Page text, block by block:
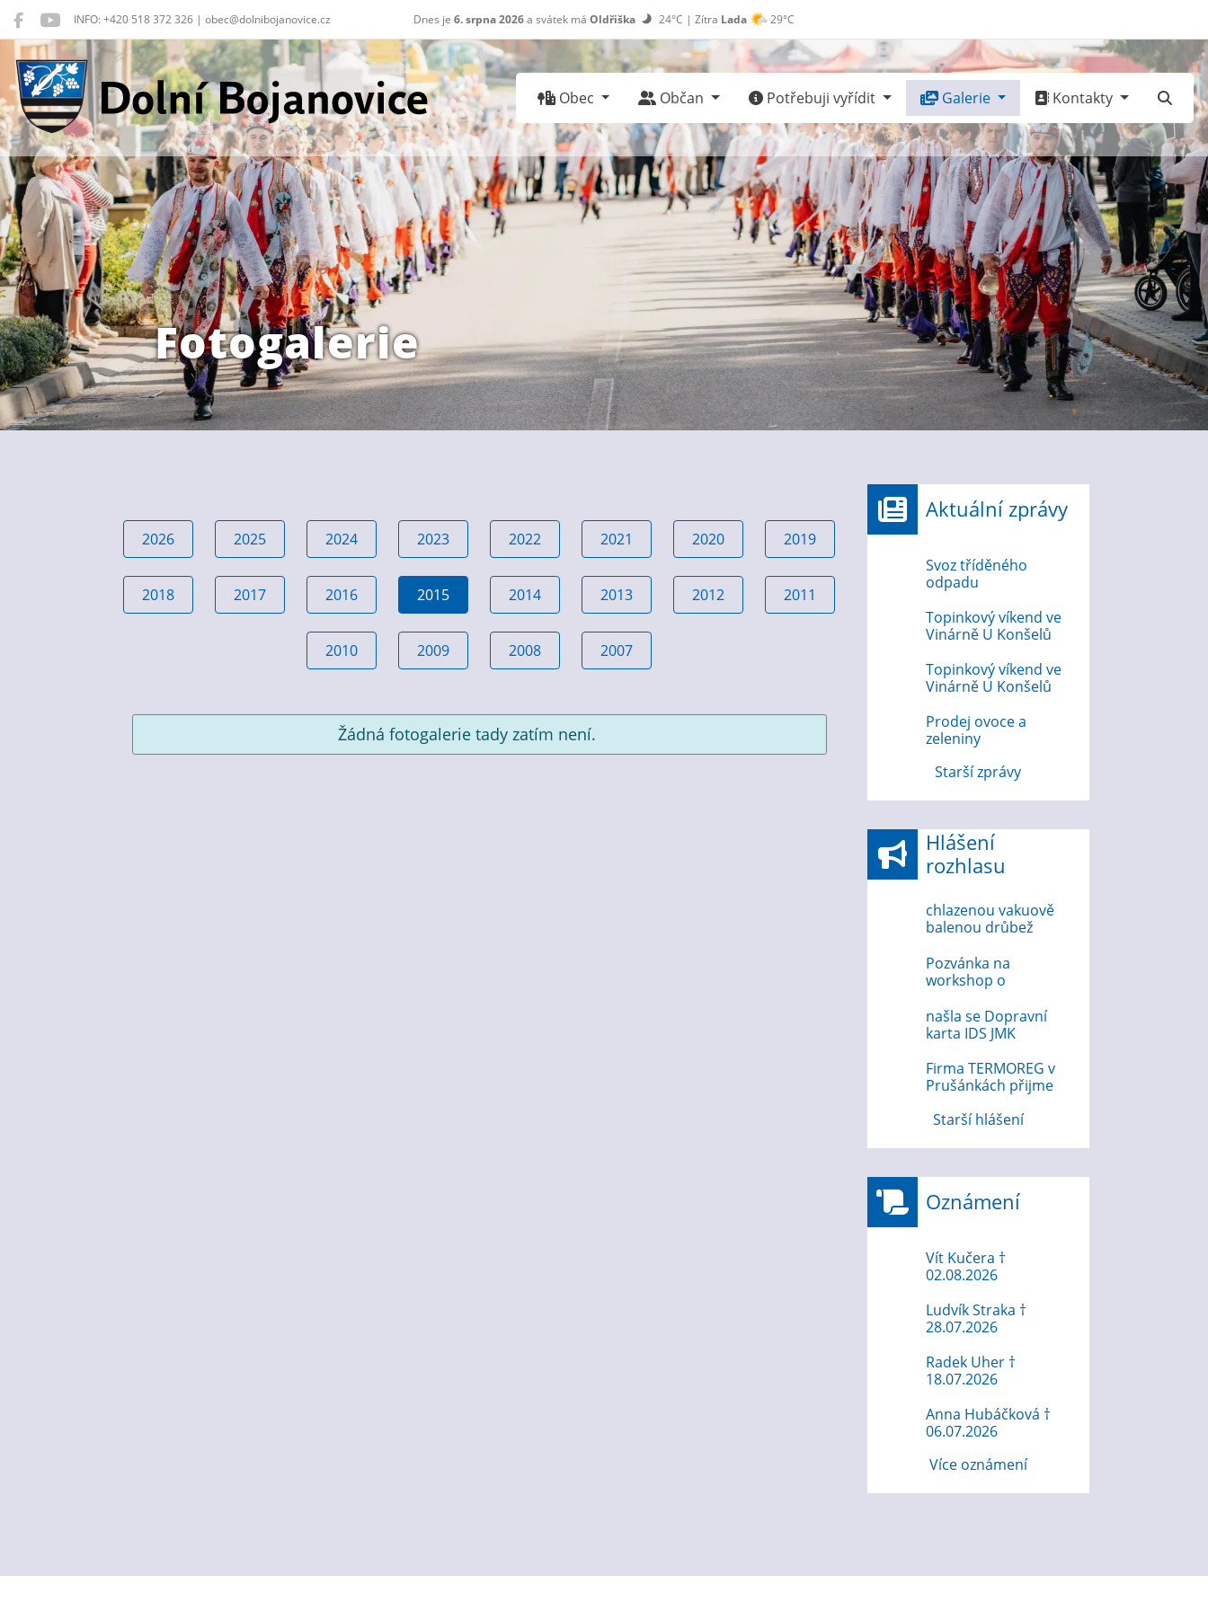
INFO: +420 518 372 326 | obec@dolnibojanovice.cz Dnes je 6. srpna 2026a svátek má Oldřiška 24°C | Zítra Lada 29°C
Dolní Bojanovice
Obec Občan Potřebuji vyřídit Galerie Kontakty
Fotogalerie
2026 2025 2024 2023 2022 2021 2020 2019
2018 2017 2016 2015 2014 2013 2012 2011
2010 2009 2008 2007
Žádná fotogalerie tady zatím není.
Aktuální zprávy
Svoz tříděného
odpadu
Topinkový víkend ve
Vinárně U Konšelů
Topinkový víkend ve
Vinárně U Konšelů
Prodej ovoce a
zeleniny
Starší zprávy
Hlášení
rozhlasu
chlazenou vakuově
balenou drůbež
Pozvánka na
workshop o
internetu 12.8.2026
našla se Dopravní
karta IDS JMK
Firma TERMOREG v
Prušánkách přijme
Starší hlášení
Oznámení
Vít Kučera †
02.08.2026
Ludvík Straka †
28.07.2026
Radek Uher †
18.07.2026
Anna Hubáčková †
06.07.2026
Více oznámení